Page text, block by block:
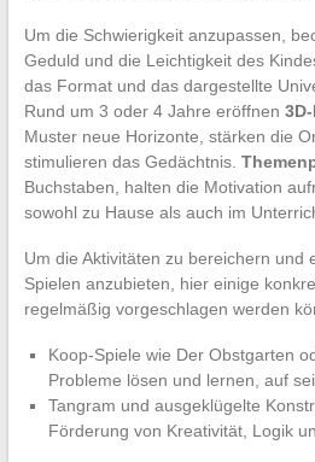
Um die Schwierigkeit anzupassen,
Geduld und die Leichtigkeit des
das Format und das dargestellte
Rund um 3 oder 4 Jahre eröffnen
Muster neue Horizonte, stärken die
stimulieren das Gedächtnis.
Buchstaben, halten die Motivation
sowohl zu Hause als auch im
Um die Aktivitäten zu bereichern und
Spielen anzubieten, hier einige
regelmäßig vorgeschlagen werden
Koop-Spiele wie Der Obstgarten
Probleme lösen und lernen, auf
Tangram und ausgeklügelte
Förderung von Kreativität, Logik